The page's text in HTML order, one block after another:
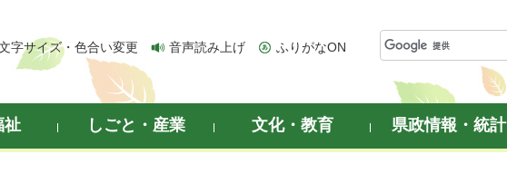
字サイズ・色合い変更 音声読み上げ ふりがなON
祉 しごと・産業 文化・教育 県政情報・統計